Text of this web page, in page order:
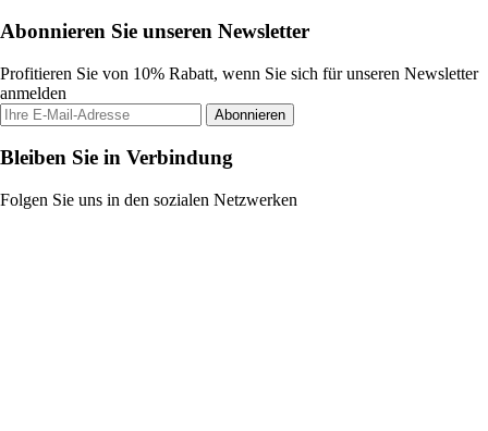
Abonnieren Sie unseren Newsletter
Profitieren Sie von 10% Rabatt, wenn Sie sich für unseren Newsletter
anmelden
Abonnieren
Bleiben Sie in Verbindung
Folgen Sie uns in den sozialen Netzwerken